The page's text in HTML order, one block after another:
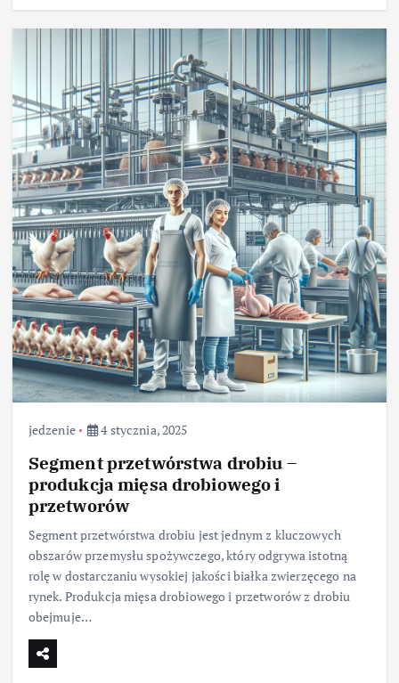
jedzenie 4 stycznia, 2025
Segment przetwórstwa drobiu –
produkcja mięsa drobiowego i
przetworów
Segment przetwórstwa drobiu jest jednym z kluczowych
obszarów przemysłu spożywczego, który odgrywa istotną
rolę w dostarczaniu wysokiej jakości białka zwierzęcego na
rynek. Produkcja mięsa drobiowego i przetworów z drobiu
obejmuje…